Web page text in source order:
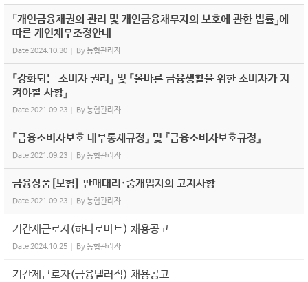
「개인금융채권의 관리 및 개인금융채무자의 보호에 관한 법률」에
따른 개인채무조정안내
Date2024.10.30 By농협관리자
『강화되는 소비자 권리』 및 『올바른 금융생활을 위한 소비자가 지
켜야할 사항』
Date2021.09.23 By농협관리자
『금융소비자보호 내부통제규정』 및 『금융소비자보호규정』
Date2021.09.23 By농협관리자
금융상품[보험] 판매대리·중개업자의 고지사항
Date2021.09.23 By농협관리자
기간제근로자(하나로마트) 채용공고
Date2024.10.25 By농협관리자
기간제근로자(금융텔러직) 채용공고